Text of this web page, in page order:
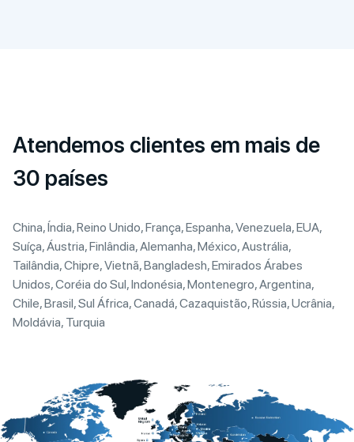
Atendemos clientes em mais de
30 países
China, Índia, Reino Unido, França, Espanha, Venezuela, EUA,
Suíça, Áustria, Finlândia, Alemanha, México, Austrália,
Tailândia, Chipre, Vietnã, Bangladesh, Emirados Árabes
Unidos, Coréia do Sul, Indonésia, Montenegro, Argentina,
Chile, Brasil, Sul África, Canadá, Cazaquistão, Rússia, Ucrânia,
Moldávia, Turquia